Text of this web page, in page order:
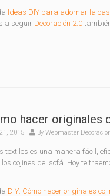
Ideas DIY para adornar la
a seguir Decoración 2.0
hacer
2015 By Webmaster
textiles es una manera fácil,
cojines del sofá. Hoy te
DIY: Cómo hacer originales